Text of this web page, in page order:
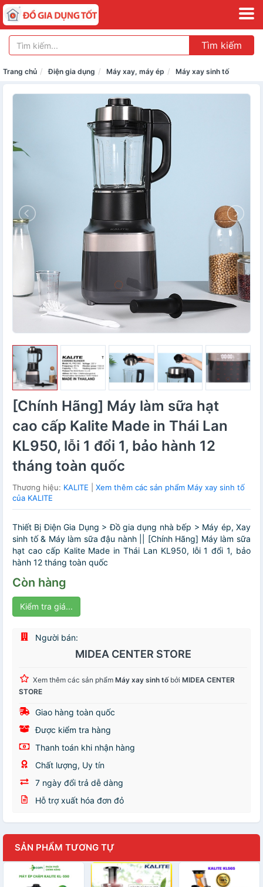
Tìm kiếm
Trang chủ Điện gia dụng Máy xay, máy ép Máy xay sinh tố
[Chính Hãng] Máy làm sữa hạt
cao cấp Kalite Made in Thái Lan
KL950, lỗi 1 đổi 1, bảo hành 12
tháng toàn quốc
Thương hiệu: KALITE
Xem thêm các sản phẩm Máy xay sinh tố
của KALITE
Thiết Bị Điện Gia Dụng > Đồ gia dụng nhà bếp > Máy ép, Xay
sinh tố & Máy làm sữa đậu nành || [Chính Hãng] Máy làm sữa
hạt cao cấp Kalite Made in Thái Lan KL950, lỗi 1 đổi 1, bảo
hành 12 tháng toàn quốc
Còn hàng
Kiểm tra giá...
Người bán:
MIDEA CENTER STORE
Xem thêm các sản phẩm Máy xay sinh tốbởi MIDEA CENTER
STORE
Giao hàng toàn quốc
Được kiểm tra hàng
Thanh toán khi nhận hàng
Chất lượng, Uy tín
7 ngày đổi trả dễ dàng
Hỗ trợ xuất hóa đơn đỏ
SẢN PHẨM TƯƠNG TỰ